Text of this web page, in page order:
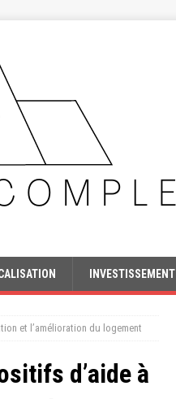
INVESTISSEMENT
et l’amélioration du logement
d’aide à